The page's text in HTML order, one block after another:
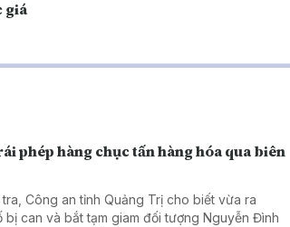
giá
phép hàng chục tấn hàng hóa qua biên
Công an tỉnh Quảng Trị cho biết vừa ra
can và bắt tạm giam đối tượng Nguyễn Đình